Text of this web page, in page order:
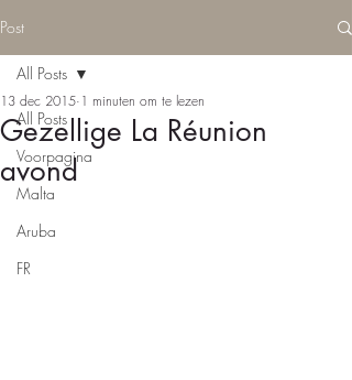
Post
All Posts
Voorpagina
Malta
Aruba
FR
All Posts
Gezellige La Réunion
avond
13 dec 2015 1 minuten om te lezen